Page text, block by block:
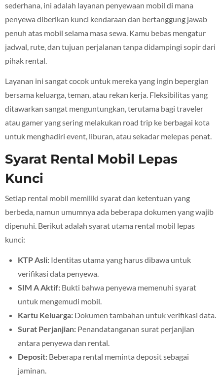
sederhana, ini adalah layanan penyewaan mobil di mana
penyewa diberikan kunci kendaraan dan bertanggung jawab
penuh atas mobil selama masa sewa. Kamu bebas mengatur
jadwal, rute, dan tujuan perjalanan tanpa didampingi sopir dari
pihak rental.
Layanan ini sangat cocok untuk mereka yang ingin bepergian
bersama keluarga, teman, atau rekan kerja. Fleksibilitas yang
ditawarkan sangat menguntungkan, terutama bagi traveler
atau gamer yang sering melakukan road trip ke berbagai kota
untuk menghadiri event, liburan, atau sekadar melepas penat.
Syarat Rental Mobil Lepas
Kunci
Setiap rental mobil memiliki syarat dan ketentuan yang
berbeda, namun umumnya ada beberapa dokumen yang wajib
dipenuhi. Berikut adalah syarat utama rental mobil lepas
kunci:
KTP Asli: Identitas utama yang harus dibawa untuk
verifikasi data penyewa.
SIM A Aktif: Bukti bahwa penyewa memenuhi syarat
untuk mengemudi mobil.
Kartu Keluarga: Dokumen tambahan untuk verifikasi data.
Surat Perjanjian: Penandatanganan surat perjanjian
antara penyewa dan rental.
Deposit: Beberapa rental meminta deposit sebagai
jaminan.